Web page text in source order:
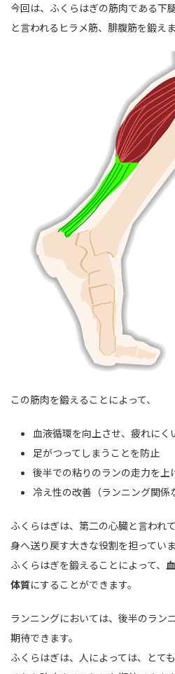
今回は、ふくらはぎの筋肉である下
と言われるヒラメ筋、腓腹筋を鍛えま
この筋肉を鍛えることによって、
血液循環を向上させ、疲れにく
足がつってしまうことを防止
後半での粘りのランの走力を上
冷え性の改善（ランニング関係
ふくらはぎは、第二の心臓と言われ
身へ送り戻す大きな役割を担っていま
ふくらはぎを鍛えることによって、
体質にすることができます。
ランニングにおいては、後半のラン
期待できます。
ふくらはぎは、人によっては、とて